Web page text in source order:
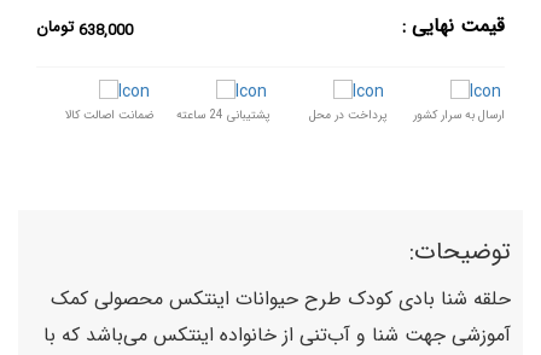
قیمت نهایی : تومان638,000
ارسال به سرار کشور پرداخت در محل پشتیبانی 24 ساعته ضمانت اصالت کالا
توضیحات:
حلقه شنا بادی کودک طرح حیوانات اینتکس محصولی کمک
آموزشی جهت شنا و آب‌تنی از خانواده اینتکس می‌باشد که با